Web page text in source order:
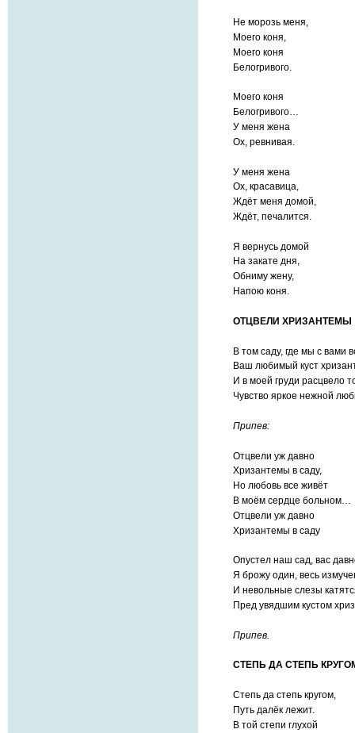
Не морозь меня,
Моего коня,
Моего коня
Белогривого.
Моего коня
Белогривого…
У меня жена
Ох, ревнивая.
У меня жена
Ох, красавица,
Ждёт меня домой,
Ждёт, печалится.
Я вернусь домой
На закате дня,
Обниму жену,
Напою коня.
ОТЦВЕЛИ ХРИЗАНТЕМЫ
В том саду, где мы с вами
Ваш любимый куст
И в моей груди расцвело
Чувство яркое нежной
Припев:
Отцвели уж давно
Хризантемы в саду,
Но любовь все живёт
В моём сердце больном…
Отцвели уж давно
Хризантемы в саду
Опустел наш сад, вас
Я брожу один, весь
И невольные слезы
Пред увядшим кустом
Припев.
СТЕПЬ ДА СТЕПЬ
Степь да степь кругом,
Путь далёк лежит.
В той степи глухой